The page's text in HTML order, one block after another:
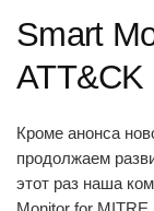
Smart
ATT&CK
Кроме анонса
продолжаем
этот раз наша